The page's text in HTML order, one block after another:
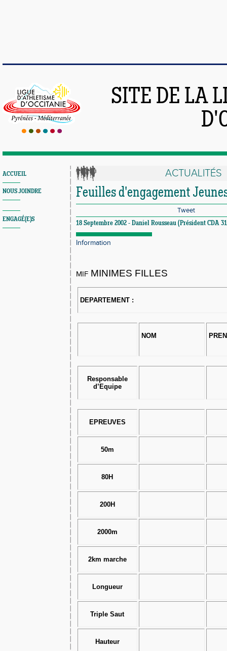
SITE DE LA
ACCUEIL
NOUS JOINDRE
ENGAGÉ(E)S
ACTUALITÉS
Feuilles d'engagement
Tweet
18 Septembre 2002 - Daniel Rousseau (Président CDA
Information
MIF MINIMES FILLES
DEPARTEMENT :
NOM
Responsable
d’Equipe
EPREUVES
50m
80H
200H
2000m
2km marche
Longueur
Triple Saut
Hauteur